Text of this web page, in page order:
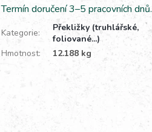
Termín doručení 3–5 pracovních dnů.
Kategorie:
Překližky (truhlářské,
foliované...)
Hmotnost: 12.188 kg